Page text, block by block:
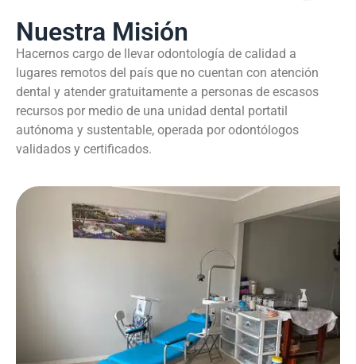
Nuestra Misión
Hacernos cargo de llevar odontología de calidad a
lugares remotos del país que no cuentan con atención
dental y atender gratuitamente a personas de escasos
recursos por medio de una unidad dental portatil
autónoma y sustentable, operada por odontólogos
validados y certificados.